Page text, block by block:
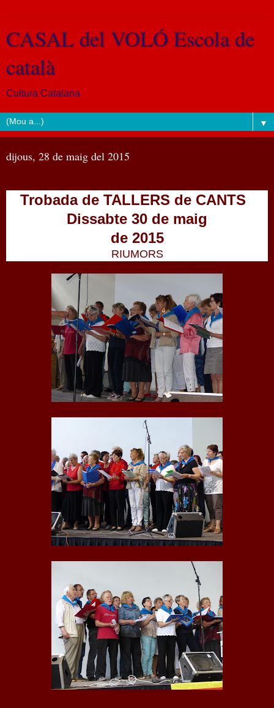
CASAL del VOLÓ Escola de
català
Cultura Catalana
▼
dijous, 28 de maig del 2015
Trobada de TALLERS de CANTS
Dissabte 30 de maig
de 2015
RIUMORS